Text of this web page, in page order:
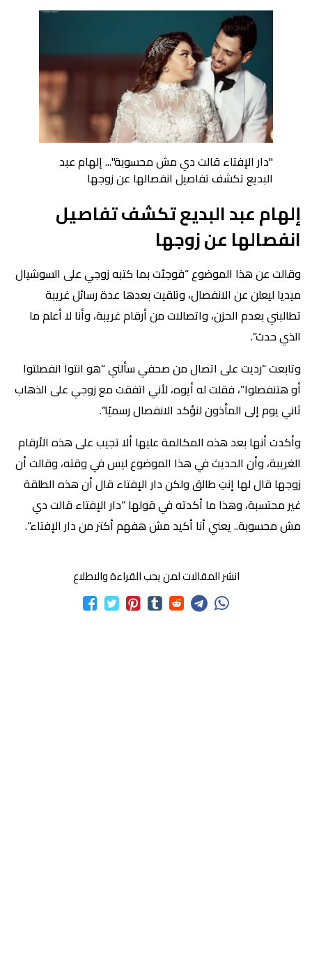
"دار الإفتاء قالت دي مش محسوبة"... إلهام عبد
البديع تكشف تفاصيل انفصالها عن زوجها
إلهام عبد البديع تكشف تفاصيل
انفصالها عن زوجها
وقالت عن هذا الموضوع “فوجئت بما كتبه زوجي على السوشيال
ميديا ليعلن عن الانفصال، وتلقيت بعدها عدة رسائل غريبة
تطالبني بعدم الحزن، واتصالات من أرقام غريبة، وأنا لا أعلم ما
الذي حدث”.
وتابعت “رديت على اتصال من صحفي سألني “هو انتوا انفصلتوا
أو هتنفصلوا”، فقلت له أيوه، لأني اتفقت مع زوجي على الذهاب
ثاني يوم إلى المأذون لنؤكد الانفصال رسميًا”.
وأكدت أنها بعد هذه المكالمة عليها ألا تجيب على هذه الأرقام
الغريبة، وأن الحديث في هذا الموضوع ليس في وقته، وقالت أن
زوجها قال لها إنتِ طالق ولكن دار الإفتاء قال أن هذه الطلقة
غير محتسبة، وهذا ما أكدته في قولها “دار الإفتاء قالت دي
مش محسوبة.. يعني أنا أكيد مش هفهم أكتر من دار الإفتاء”.
انشر المقالات لمن يحب القراءة والاطلاع